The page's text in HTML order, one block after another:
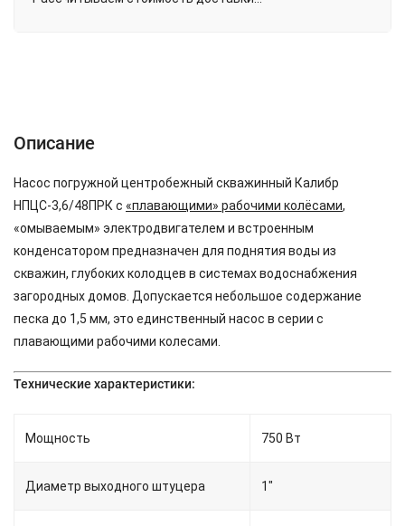
Описание
Насос погружной центробежный скважинный Калибр
НПЦС-3,6/48ПРК с «плавающими» рабочими колёсами,
«омываемым» электродвигателем и встроенным
конденсатором предназначен для поднятия воды из
скважин, глубоких колодцев в системах водоснабжения
загородных домов. Допускается небольшое содержание
песка до 1,5 мм, это единственный насос в серии с
плавающими рабочими колесами.
Технические характеристики:
Мощность 750 Вт
Диаметр выходного штуцера 1"